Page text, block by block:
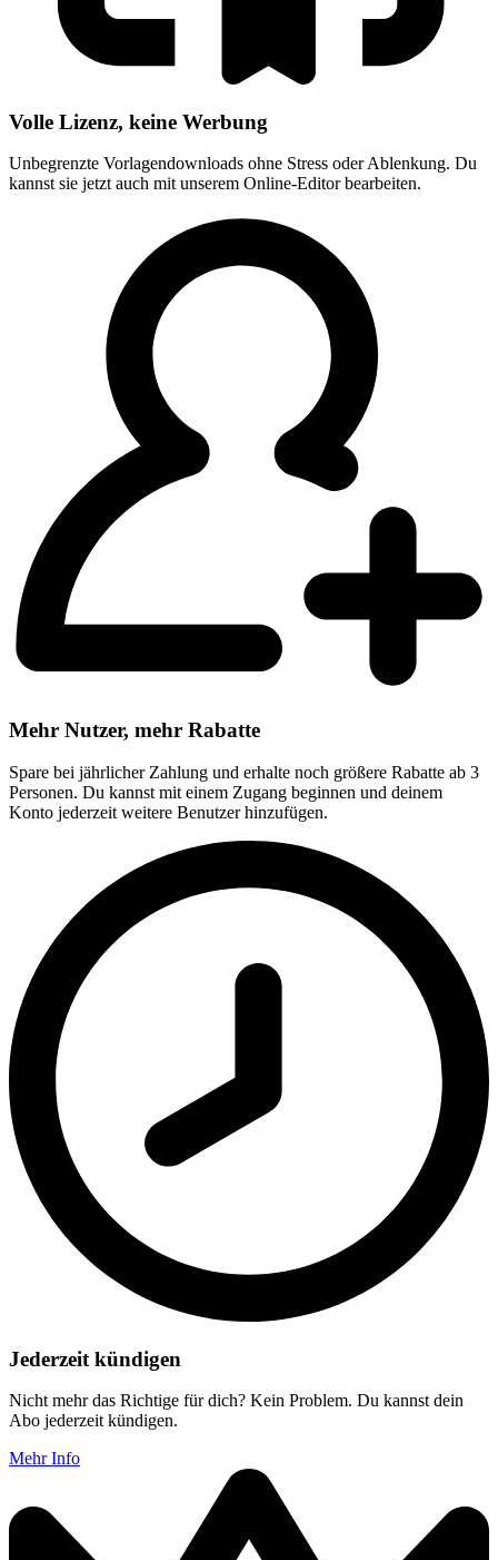
Volle Lizenz, keine Werbung
Unbegrenzte Vorlagendownloads ohne Stress oder Ablenkung. Du
kannst sie jetzt auch mit unserem Online-Editor bearbeiten.
Mehr Nutzer, mehr Rabatte
Spare bei jährlicher Zahlung und erhalte noch größere Rabatte ab 3
Personen. Du kannst mit einem Zugang beginnen und deinem
Konto jederzeit weitere Benutzer hinzufügen.
Jederzeit kündigen
Nicht mehr das Richtige für dich? Kein Problem. Du kannst dein
Abo jederzeit kündigen.
Mehr Info